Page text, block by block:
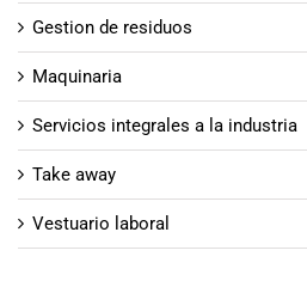
Gestion de residuos
Maquinaria
Servicios integrales a la industria
Take away
Vestuario laboral